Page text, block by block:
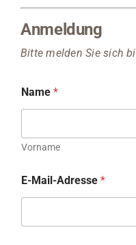
Anmeldung
Bitte melden Sie sich
Name *
Vorname
E-Mail-Adresse *